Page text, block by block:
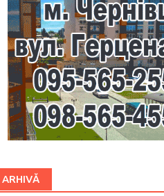
ARHIVĂ